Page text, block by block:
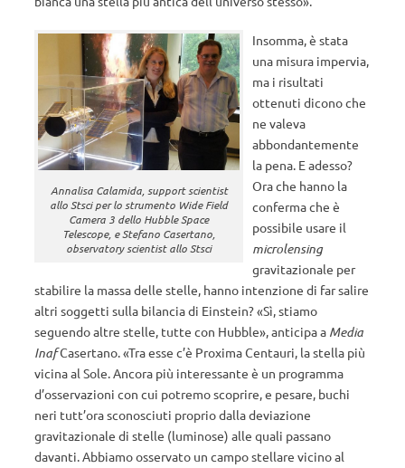
Annalisa Calamida, support scientist
allo Stsci per lo strumento Wide Field
Camera 3 dello Hubble Space
Telescope, e Stefano Casertano,
observatory scientist allo Stsci
Insomma, è stata
una misura impervia,
ma i risultati
ottenuti dicono che
ne valeva
abbondantemente
la pena. E adesso?
Ora che hanno la
conferma che è
possibile usare il
microlensing
gravitazionale per
stabilire la massa delle stelle, hanno intenzione di far salire
altri soggetti sulla bilancia di Einstein? «Sì, stiamo
seguendo altre stelle, tutte con Hubble», anticipa a Media
InafCasertano. «Tra esse c’è Proxima Centauri, la stella più
vicina al Sole. Ancora più interessante è un programma
d’osservazioni con cui potremo scoprire, e pesare, buchi
neri tutt’ora sconosciuti proprio dalla deviazione
gravitazionale di stelle (luminose) alle quali passano
davanti. Abbiamo osservato un campo stellare vicino al